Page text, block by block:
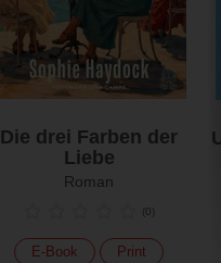
Die drei Farben der
Liebe
Roman
(0
E-Book Print